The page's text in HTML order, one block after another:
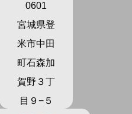
0601
宮城県登
米市中田
町石森加
賀野３丁
目９−５